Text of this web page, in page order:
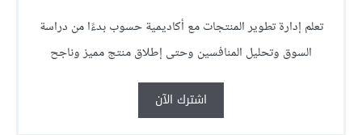
تعلم إدارة تطوير المنتجات مع أكاديمية حسوب بدءًا من دراسة
السوق وتحليل المنافسين وحتى إطلاق منتج مميز وناجح
اشترك الآن